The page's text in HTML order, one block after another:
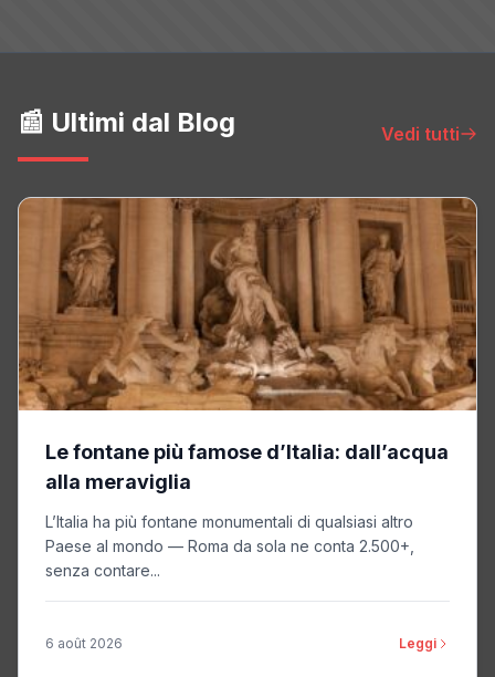
📰 Ultimi dal Blog Vedi tutti
Le fontane più famose d’Italia: dall’acqua
alla meraviglia
L’Italia ha più fontane monumentali di qualsiasi altro
Paese al mondo — Roma da sola ne conta 2.500+,
senza contare...
6 août 2026 Leggi